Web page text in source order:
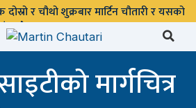
मार्गचित्र